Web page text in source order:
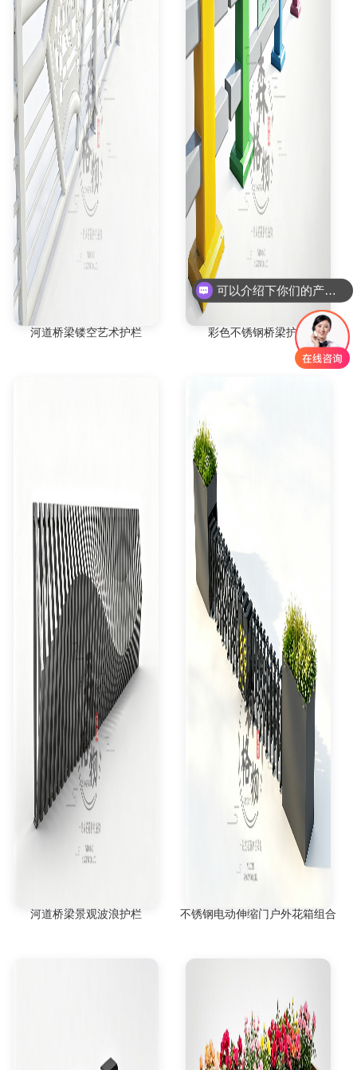
河道桥梁镂空艺术护栏 彩色不锈钢桥梁护栏
河道桥梁景观波浪护栏 不锈钢电动伸缩门户外花箱组合
可以介绍下你们的产品么